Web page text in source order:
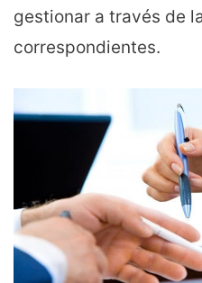
gestionar a través de
correspondientes.